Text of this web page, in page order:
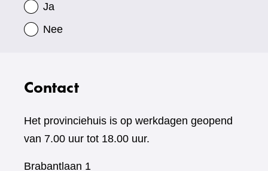
Ja
Nee
Contact
Het provinciehuis is op werkdagen geopend
van 7.00 uur tot 18.00 uur.
Brabantlaan 1